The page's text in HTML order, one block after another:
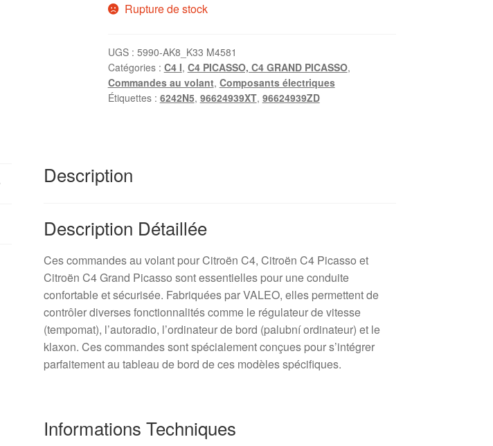
Rupture de stock
UGS : 5990-AK8_K33 M4581
Catégories : C4 I, C4 PICASSO, C4 GRAND PICASSO,
Commandes au volant, Composants électriques
Étiquettes : 6242N5, 96624939XT, 96624939ZD
Description
Description Détaillée
Ces commandes au volant pour Citroën C4, Citroën C4 Picasso et
Citroën C4 Grand Picasso sont essentielles pour une conduite
confortable et sécurisée. Fabriquées par VALEO, elles permettent de
contrôler diverses fonctionnalités comme le régulateur de vitesse
(tempomat), l’autoradio, l’ordinateur de bord (palubní ordinateur) et le
klaxon. Ces commandes sont spécialement conçues pour s’intégrer
parfaitement au tableau de bord de ces modèles spécifiques.
Informations Techniques